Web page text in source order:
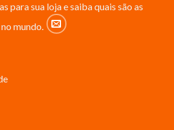
para sua loja e saiba quais são as
mundo.